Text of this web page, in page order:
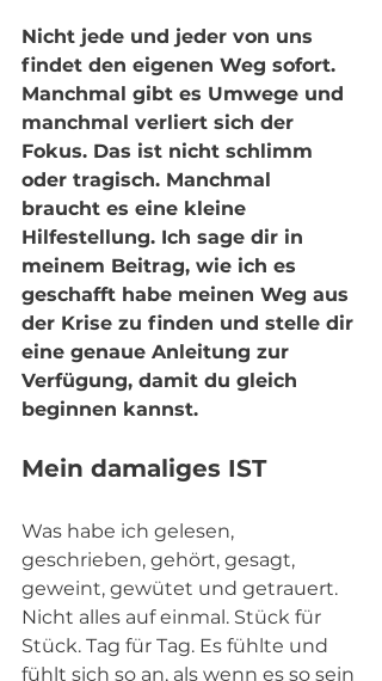
Nicht jede und jeder von uns
findet den eigenen Weg sofort.
Manchmal gibt es Umwege und
manchmal verliert sich der
Fokus. Das ist nicht schlimm
oder tragisch. Manchmal
braucht es eine kleine
Hilfestellung. Ich sage dir in
meinem Beitrag, wie ich es
geschafft habe meinen Weg aus
der Krise zu finden und stelle dir
eine genaue Anleitung zur
Verfügung, damit du gleich
beginnen kannst.
Mein damaliges IST
Was habe ich gelesen,
geschrieben, gehört, gesagt,
geweint, gewütet und getrauert.
Nicht alles auf einmal. Stück für
Stück. Tag für Tag. Es fühlte und
fühlt sich so an, als wenn es so sein